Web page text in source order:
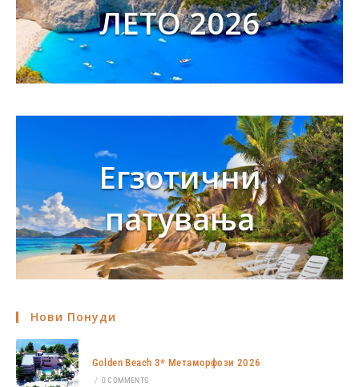
ЛЕТО 2026
Егзотични
патувања
Нови Понуди
Golden Beach 3* Метаморфози 2026
/ 0 COMMENTS